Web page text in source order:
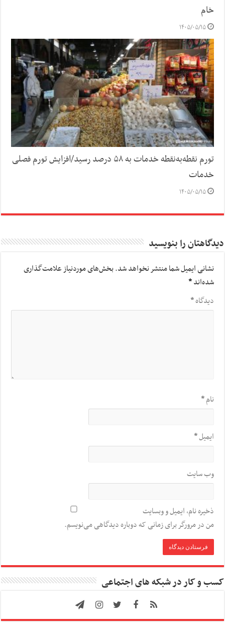
خام
۱۴۰۵/۰۵/۱۵
تورم نقطه‌به‌نقطه خدمات به ۵۸ درصد رسید/افزایش تورم فصلی
خدمات
۱۴۰۵/۰۵/۱۵
دیدگاهتان را بنویسید
نشانی ایمیل شما منتشر نخواهد شد.بخش‌های موردنیاز علامت‌گذاری
شده‌اند*
دیدگاه*
نام*
ایمیل*
وب‌ سایت
ذخیره نام، ایمیل و وبسایت
من در مرورگر برای زمانی که دوباره دیدگاهی می‌نویسم.
کسب و کار در شبکه های اجتماعی